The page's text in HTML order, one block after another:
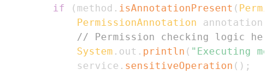
if
( method . isAnnotationPresent (
PermissionAnnotation annotation
// Permission checking logic
System . out . println ( "Executing
            service
. sensitiveOperation ( ) ;